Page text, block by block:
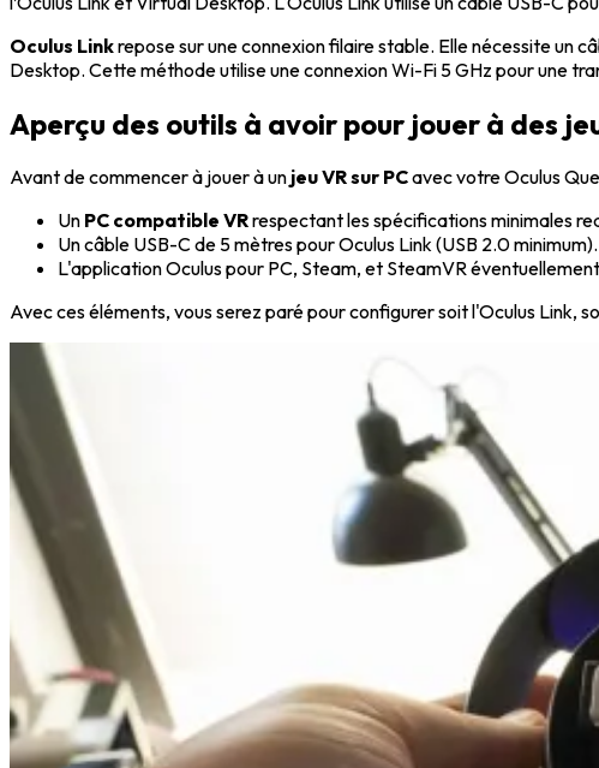
Oculus Linkrepose sur une connexion filaire stable. Elle nécessite un
Desktop. Cette méthode utilise une connexion Wi-Fi 5 GHz pour une
Aperçu des outils à avoir pour jouer à des
Avant de commencer à jouer à un jeu VR sur PCavec votre Oculus
Un PC compatible VRrespectant les spécifications minimales
Un câble USB-C de 5 mètres pour Oculus Link (USB 2.0 minimum).
L'application Oculus pour PC, Steam, et SteamVR
Avec ces éléments, vous serez paré pour configurer soit l'Oculus Link,